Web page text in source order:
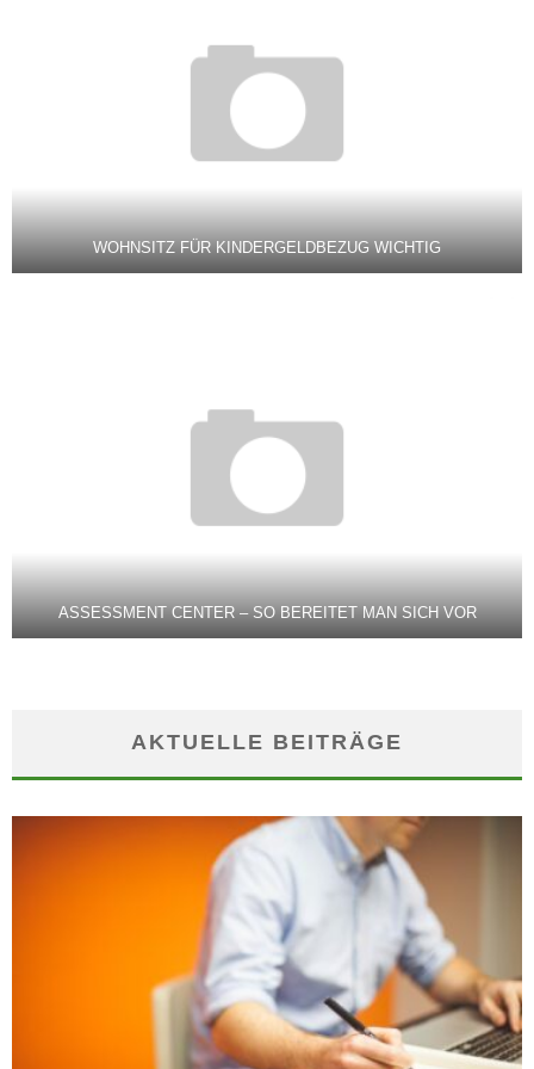
WOHNSITZ FÜR KINDERGELDBEZUG WICHTIG
ASSESSMENT CENTER – SO BEREITET MAN SICH VOR
AKTUELLE BEITRÄGE